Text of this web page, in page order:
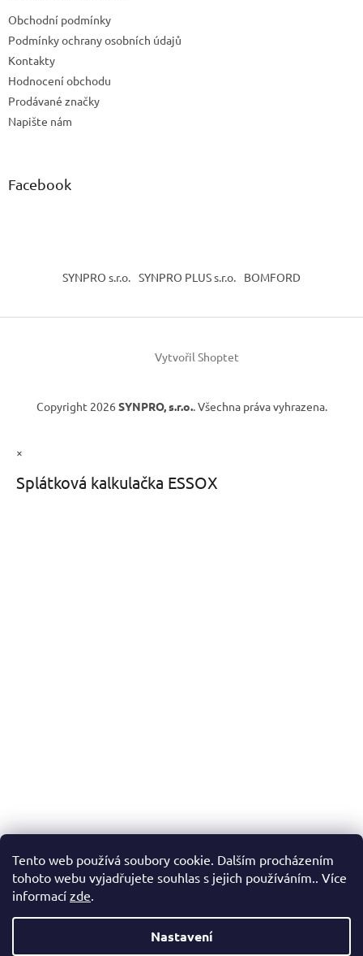
Tento web používá soubory cookie. Dalším procházením
tohoto webu vyjadřujete souhlas s jejich používáním.. Více
informací zde.
Nastavení
Obchodní podmínky
Podmínky ochrany osobních údajů
Kontakty
Hodnocení obchodu
Prodávané značky
Napište nám
Facebook
SYNPRO s.r.o. SYNPRO PLUS s.r.o. BOMFORD
Vytvořil Shoptet
Copyright 2026 SYNPRO, s.r.o.. Všechna práva vyhrazena.
×
Splátková kalkulačka ESSOX